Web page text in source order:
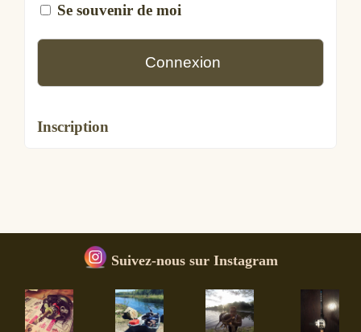
Se souvenir de moi
Inscription
Suivez-nous sur Instagram